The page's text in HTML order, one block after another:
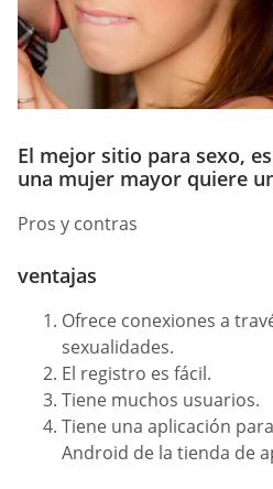
El mejor sitio para sexo,
una mujer mayor quiere
Pros y contras
ventajas
Ofrece conexiones a
sexualidades.
El registro es fácil.
Tiene muchos usuarios.
Tiene una aplicación
Android de la tienda de